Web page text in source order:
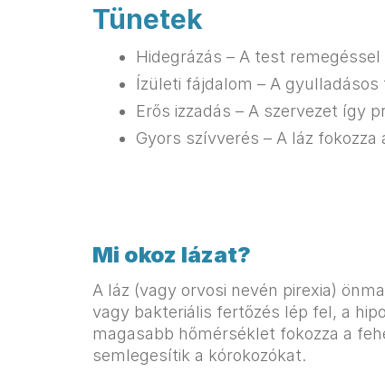
Tünetek
Hidegrázás – A test
Ízületi fájdalom – A
Erős izzadás – A szervezet így
Gyors szívverés – A láz
Mi okoz lázat?
A láz (vagy orvosi nevén pirexia)
vagy bakteriális fertőzés lép fel, a
magasabb hőmérséklet fokozza a
semlegesítik a kórokozókat.